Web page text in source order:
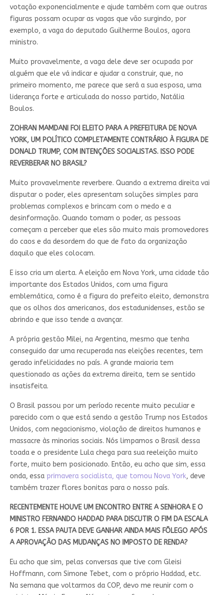
votação exponencialmente e ajude também com que outras
figuras possam ocupar as vagas que vão surgindo, por
exemplo, a vaga do deputado Guilherme Boulos, agora
ministro.
Muito provavelmente, a vaga dele deve ser ocupada por
alguém que ele vá indicar e ajudar a construir, que, no
primeiro momento, me parece que será a sua esposa, uma
liderança forte e articulada do nosso partido, Natália
Boulos.
ZOHRAN MAMDANI FOI ELEITO PARA A PREFEITURA DE NOVA
YORK, UM POLÍTICO COMPLETAMENTE CONTRÁRIO À FIGURA DE
DONALD TRUMP, COM INTENÇÕES SOCIALISTAS. ISSO PODE
REVERBERAR NO BRASIL?
Muito provavelmente reverbere. Quando a extrema direita vai
disputar o poder, eles apresentam soluções simples para
problemas complexos e brincam com o medo e a
desinformação. Quando tomam o poder, as pessoas
começam a perceber que eles são muito mais promovedores
do caos e da desordem do que de fato da organização
daquilo que eles colocam.
E isso cria um alerta. A eleição em Nova York, uma cidade tão
importante dos Estados Unidos, com uma figura
emblemática, como é a figura do prefeito eleito, demonstra
que os olhos dos americanos, dos estadunidenses, estão se
abrindo e que isso tende a avançar.
A própria gestão Milei, na Argentina, mesmo que tenha
conseguido dar uma recuperada nas eleições recentes, tem
gerado infelicidades no país. A grande maioria tem
questionado as ações da extrema direita, tem se sentido
insatisfeita.
O Brasil passou por um período recente muito peculiar e
parecido com o que está sendo a gestão Trump nos Estados
Unidos, com negacionismo, violação de direitos humanos e
massacre às minorias sociais. Nós limpamos o Brasil dessa
toada e o presidente Lula chega para sua reeleição muito
forte, muito bem posicionado. Então, eu acho que sim, essa
onda, essa primavera socialista, que tomou Nova York, deve
também trazer flores bonitas para o nosso país.
RECENTEMENTE HOUVE UM ENCONTRO ENTRE A SENHORA E O
MINISTRO FERNANDO HADDAD PARA DISCUTIR O FIM DA ESCALA
6 POR 1. ESSA PAUTA DEVE GANHAR AINDA MAIS FÔLEGO APÓS
A APROVAÇÃO DAS MUDANÇAS NO IMPOSTO DE RENDA?
Eu acho que sim, pelas conversas que tive com Gleisi
Hoffmann, com Simone Tebet, com o próprio Haddad, etc.
Na semana que voltarmos da COP, devo me reunir com o